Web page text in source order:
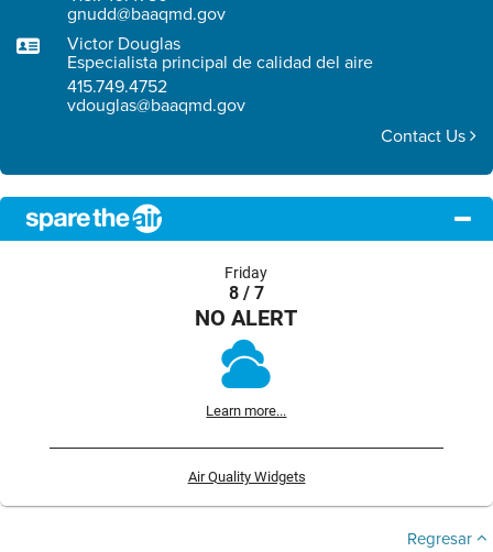
gnudd@baaqmd.gov
Victor Douglas
Especialista principal de calidad del aire
415.749.4752
vdouglas@baaqmd.gov
Contact Us
Friday
8 / 7
NO ALERT
Learn more...
Air Quality Widgets
Regresar